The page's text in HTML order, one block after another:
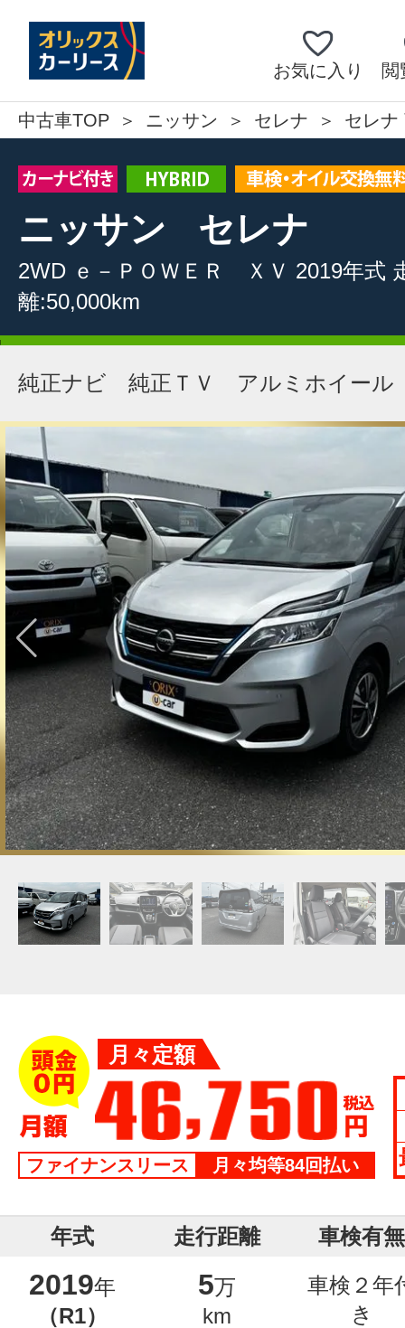
お気に入り 閲
中古車TOP ニッサン セレナ セレナ
ニッサン セレナ
2WD ｅ－ＰＯＷＥＲ ＸＶ 2019年式
離:50,000km
純正ナビ 純正ＴＶ アルミホイール
月々定額
ファイナンスリース 月々均等84回払い
年式 走行距離 車検有無
2019年
（R1）
5万
km
車検２年
き